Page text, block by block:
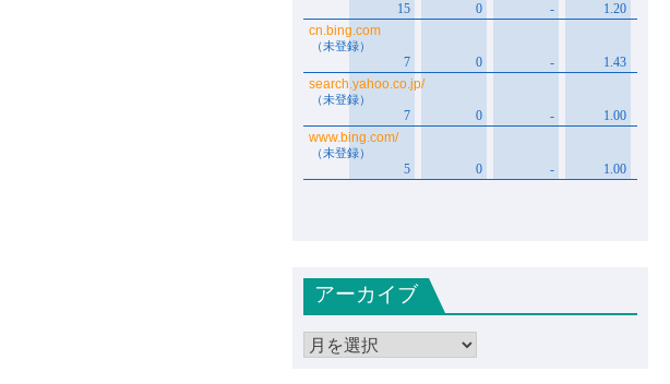
アーカイブ
ア